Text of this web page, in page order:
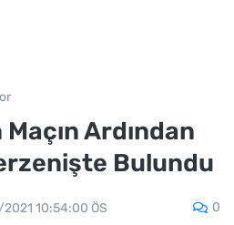
Ardından
Bulundu
10:54:00 ÖS 0